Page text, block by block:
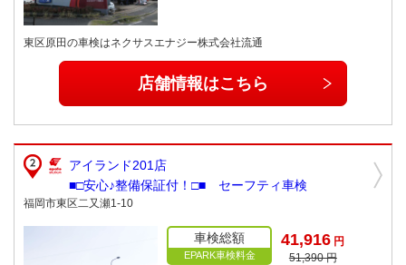
東区原田の車検はネクサスエナジー株式会社流通
店舗情報はこちら
アイランド201店
■□安心♪整備保証付！□■ セーフティ車検
福岡市東区二又瀬1-10
車検総額
EPARK車検料金
41,916 円
51,390 円